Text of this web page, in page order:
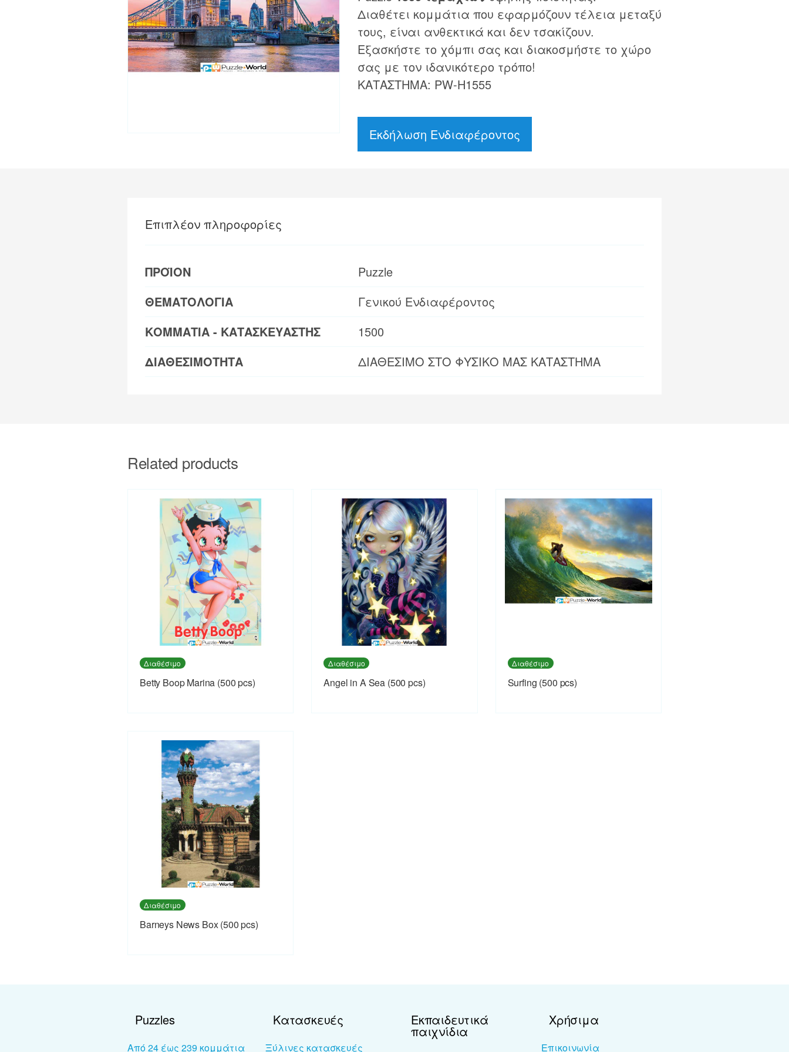
Διαθέτει κομμάτια που εφαρμόζουν τέλεια μεταξύ
τους, είναι ανθεκτικά και δεν τσακίζουν.
Εξασκήστε το χόμπι σας και διακοσμήστε το χώρο
σας με τον ιδανικότερο τρόπο!
ΚΑΤΑΣΤΗΜΑ: PW-H1555
Εκδήλωση Ενδιαφέροντος
Επιπλέον πληροφορίες
ΠΡΟΪΟΝ
Puzzle
ΘΕΜΑΤΟΛΟΓΙΑ
Γενικού Ενδιαφέροντος
ΚΟΜΜΑΤΙΑ - ΚΑΤΑΣΚΕΥΑΣΤΗΣ
1500
ΔΙΑΘΕΣΙΜΟΤΗΤΑ
ΔΙΑΘΕΣΙΜΟ ΣΤΟ ΦΥΣΙΚΟ ΜΑΣ ΚΑΤΑΣΤΗΜΑ
Related products
Διαθέσιμο
Betty Boop Marina (500 pcs)
Διαθέσιμο
Angel in A Sea (500 pcs)
Διαθέσιμο
Surfing (500 pcs)
Διαθέσιμο
Barneys News Box (500 pcs)
Puzzles
Από 24 έως 239 κομμάτια
Κατασκευές
Ξύλινες κατασκευές
Εκπαιδευτικά
παιχνίδια
Χρήσιμα
Επικοινωνία